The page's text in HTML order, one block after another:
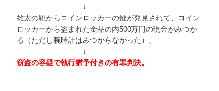
↓
雄太の鞄からコインロッカーの鍵が発見されて、コイン
ロッカーから盗まれた金品の内500万円の現金がみつか
る（ただし腕時計はみつからなかった）。
↓
窃盗の容疑で執行猶予付きの有罪判決。